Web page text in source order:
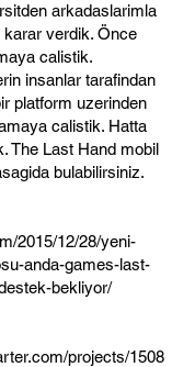
arkadaslarimla
verdik. Önce
calistik.
insanlar tarafindan
platform uzerinden
calistik. Hatta
The Last Hand mobil
bulabilirsiniz.
2015/12/28/yeni-
anda-games-last-
bekliyor/
projects/1508